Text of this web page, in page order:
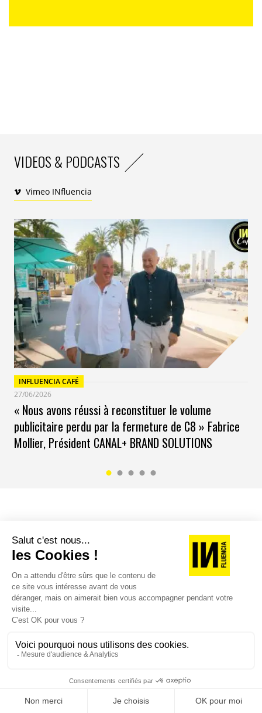
VIDEOS & PODCASTS
Vimeo INfluencia
INFLUENCIA CAFÉ
27/06/2026
« Nous avons réussi à reconstituer le volume
publicitaire perdu par la fermeture de C8 » Fabrice
Mollier, Président CANAL+ BRAND SOLUTIONS
ALLEZ PLUS LOIN AVEC INFLUENCIA
LES ABONNEMENTS
INFLUENCIA
JE M'ABONNE